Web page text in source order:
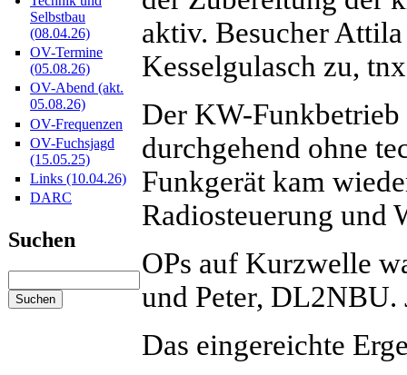
Selbstbau
(08.04.26)
OV-Termine
(05.08.26)
OV-Abend (akt.
05.08.26)
OV-Frequenzen
OV-Fuchsjagd
(15.05.25)
Links (10.04.26)
DARC
Suchen
aktiv. Besucher
Kesselgulasch zu,
Der KW-
durchgehend ohne
Funkgerät kam
Radiosteuerung und
OPs auf Kurzwelle
und Peter, DL2NBU.
Das eingereichte